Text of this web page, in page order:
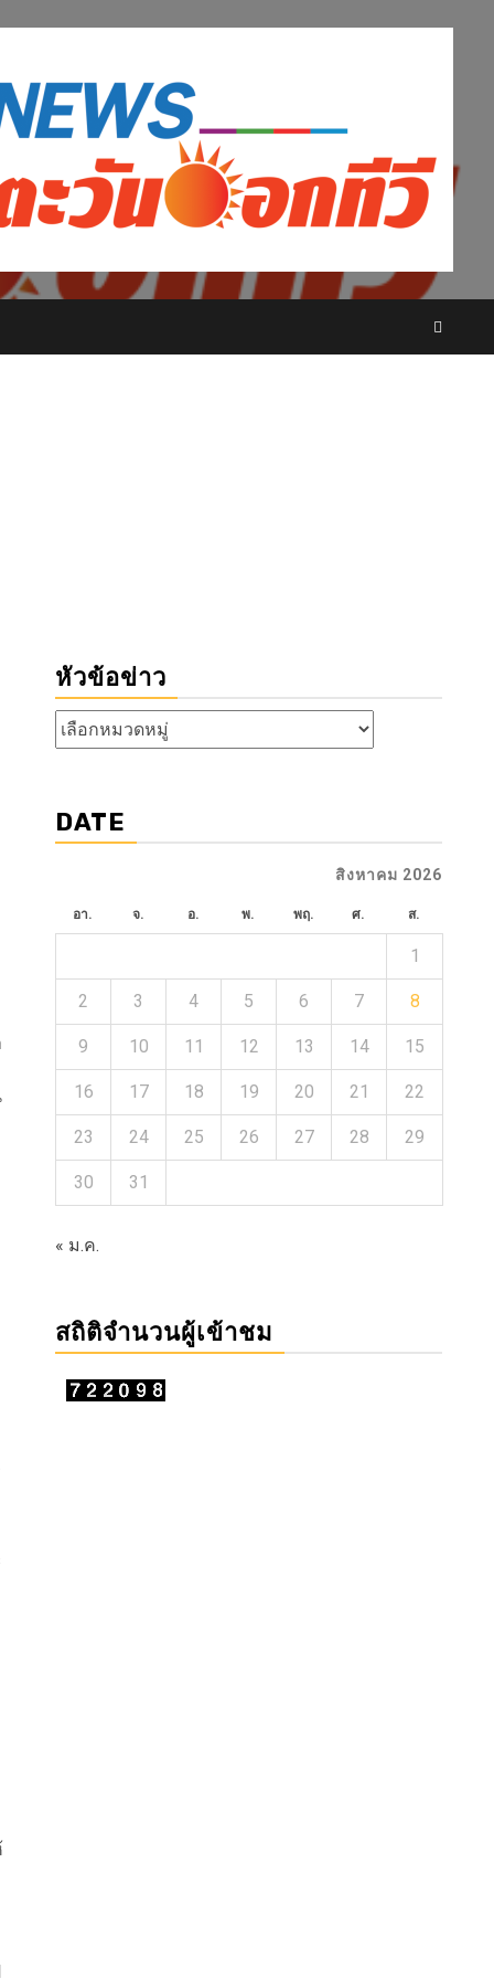
หัวข้อข่าว
หัวข้อ
ข่าว
DATE
สิงหาคม 2026
อา. จ. อ. พ. พฤ. ศ. ส.
1
2 3 4 5 6 7 8
9 10 11 12 13 14 15
16 17 18 19 20 21 22
23 24 25 26 27 28 29
30 31
« ม.ค.
สถิติจำนวนผู้เข้าชม